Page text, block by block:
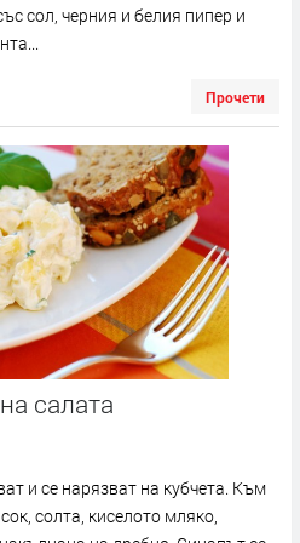
сол, черния и белия пипер и
Прочети
салата
и се нарязват на кубчета. Към
солта, киселото мляко,